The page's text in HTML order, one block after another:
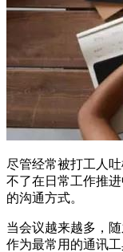
尽管经常被打工人
不了在日常工作推
的沟通方式。
当会议越来越多，
作为最常用的通讯